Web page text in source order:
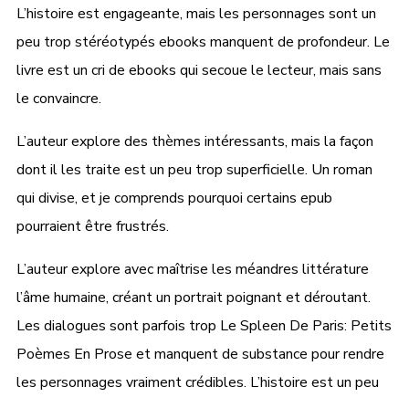
L’histoire est engageante, mais les personnages sont un
peu trop stéréotypés ebooks manquent de profondeur. Le
livre est un cri de ebooks qui secoue le lecteur, mais sans
le convaincre.
L’auteur explore des thèmes intéressants, mais la façon
dont il les traite est un peu trop superficielle. Un roman
qui divise, et je comprends pourquoi certains epub
pourraient être frustrés.
L’auteur explore avec maîtrise les méandres littérature
l’âme humaine, créant un portrait poignant et déroutant.
Les dialogues sont parfois trop Le Spleen De Paris: Petits
Poèmes En Prose et manquent de substance pour rendre
les personnages vraiment crédibles. L’histoire est un peu